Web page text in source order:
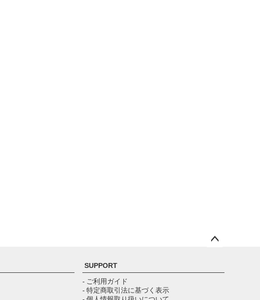
ップ
SUPPORT
- ご利用ガイド
- 特定商取引法に基づく表示